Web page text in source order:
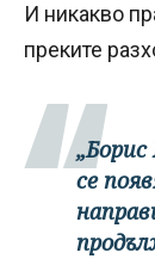
И никакво
преките
се